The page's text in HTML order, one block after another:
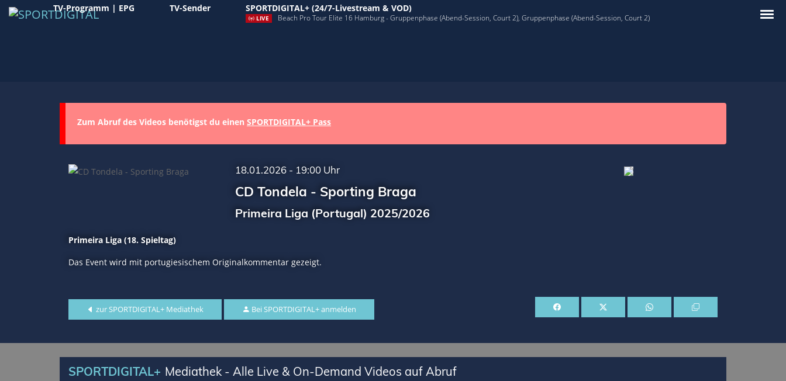
TV-Programm | EPG TV-Sender SPORTDIGITAL+ (24/7-Livestream & VOD)
LIVE Beach Pro Tour Elite 16 Hamburg - Gruppenphase (Abend-Session, Court 2), Gruppenphase (Abend-Session, Court 2)
Zum Abruf des Videos benötigst du einen SPORTDIGITAL+ Pass
18.01.2026 - 19:00 Uhr
CD Tondela - Sporting Braga
Primeira Liga (Portugal) 2025/2026
Primeira Liga (18. Spieltag)
Das Event wird mit portugiesischem Originalkommentar gezeigt.
zur SPORTDIGITAL+ Mediathek Bei SPORTDIGITAL+ anmelden
SPORTDIGITAL+ Mediathek - Alle Live & On-Demand Videos auf Abruf